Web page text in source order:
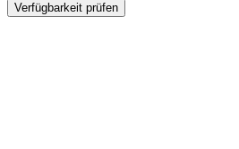
Verfügbarkeit prüfen